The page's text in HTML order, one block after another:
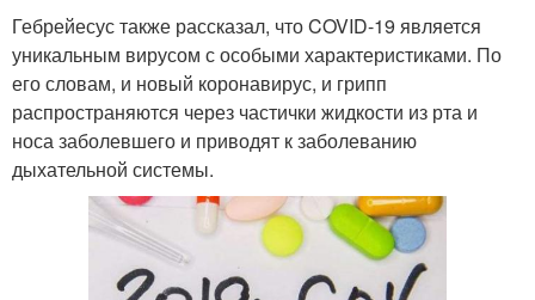
Гебрейесус также рассказал, что COVID-19 является
уникальным вирусом с особыми характеристиками. По
его словам, и новый коронавирус, и грипп
распространяются через частички жидкости из рта и
носа заболевшего и приводят к заболеванию
дыхательной системы.